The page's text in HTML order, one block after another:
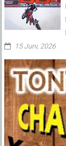
15 Juni, 2026